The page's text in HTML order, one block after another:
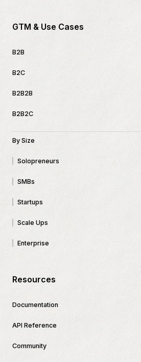
GTM & Use Cases
B2B
B2C
B2B2B
B2B2C
By Size
Solopreneurs
SMBs
Startups
Scale Ups
Enterprise
Resources
Documentation
API Reference
Community